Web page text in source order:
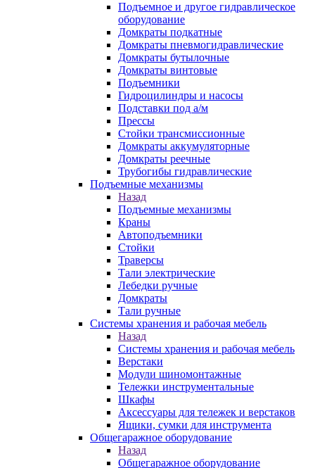
Подъемное и другое гидравлическое
оборудование
Домкраты подкатные
Домкраты пневмогидравлические
Домкраты бутылочные
Домкраты винтовые
Подъемники
Гидроцилиндры и насосы
Подставки под а/м
Прессы
Стойки трансмиссионные
Домкраты аккумуляторные
Домкраты реечные
Трубогибы гидравлические
Подъемные механизмы
Назад
Подъемные механизмы
Краны
Автоподъемники
Стойки
Траверсы
Тали электрические
Лебедки ручные
Домкраты
Тали ручные
Системы хранения и рабочая мебель
Назад
Системы хранения и рабочая мебель
Верстаки
Модули шиномонтажные
Тележки инструментальные
Шкафы
Аксессуары для тележек и верстаков
Ящики, сумки для инструмента
Общегаражное оборудование
Назад
Общегаражное оборудование